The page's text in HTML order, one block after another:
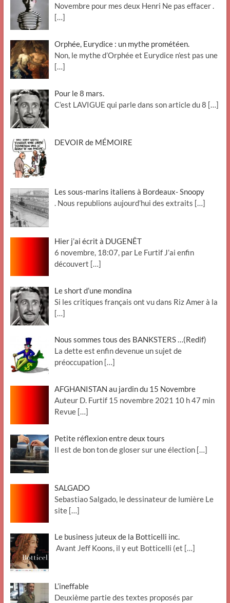
Novembre pour mes deux Henri Ne pas effacer .
[…]
Orphée, Eurydice : un mythe prométéen.
Non, le mythe d’Orphée et Eurydice n’est pas une
[…]
Pour le 8 mars.
C’est LAVIGUE qui parle dans son article du 8 […]
DEVOIR de MÉMOIRE
Les sous-marins italiens à Bordeaux- Snoopy
. Nous republions aujourd’hui des extraits […]
Hier j’ai écrit à DUGENÊT
6 novembre, 18:07, par Le Furtif J’ai enfin
découvert […]
Le short d’une mondina
Si les critiques français ont vu dans Riz Amer à la
[…]
Nous sommes tous des BANKSTERS …(Redif)
La dette est enfin devenue un sujet de
préoccupation […]
AFGHANISTAN au jardin du 15 Novembre
Auteur D. Furtif 15 novembre 2021 10 h 47 min
Revue […]
Petite réflexion entre deux tours
Il est de bon ton de gloser sur une élection […]
SALGADO
Sebastiao Salgado, le dessinateur de lumière Le
site […]
Le business juteux de la Botticelli inc.
Avant Jeff Koons, il y eut Botticelli (et […]
L’ineffable
Deuxième partie des textes proposés par